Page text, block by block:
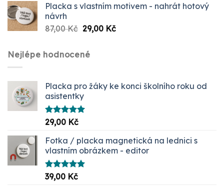
Placka s vlastním motivem - nahrát hotový
návrh
87,00Kč Původní
byla:
87,00 Kč.
29,00 KčAktuální
Nejlépe hodnocené
Placka pro žáky ke konci školního roku od
asistentky
Hodnocení
5.00
29,00 Kč
Fotka / placka magnetická na lednici s
vlastním obrázkem - editor
Hodnocení
5.00
39,00 Kč